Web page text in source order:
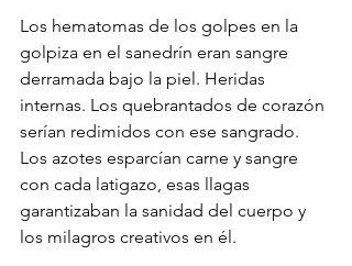
Los hematomas de los golpes en la
golpiza en el sanedrín eran sangre
derramada bajo la piel. Heridas
internas. Los quebrantados de corazón
serían redimidos con ese sangrado.
Los azotes esparcían carne y sangre
con cada latigazo, esas llagas
garantizaban la sanidad del cuerpo y
los milagros creativos en él.